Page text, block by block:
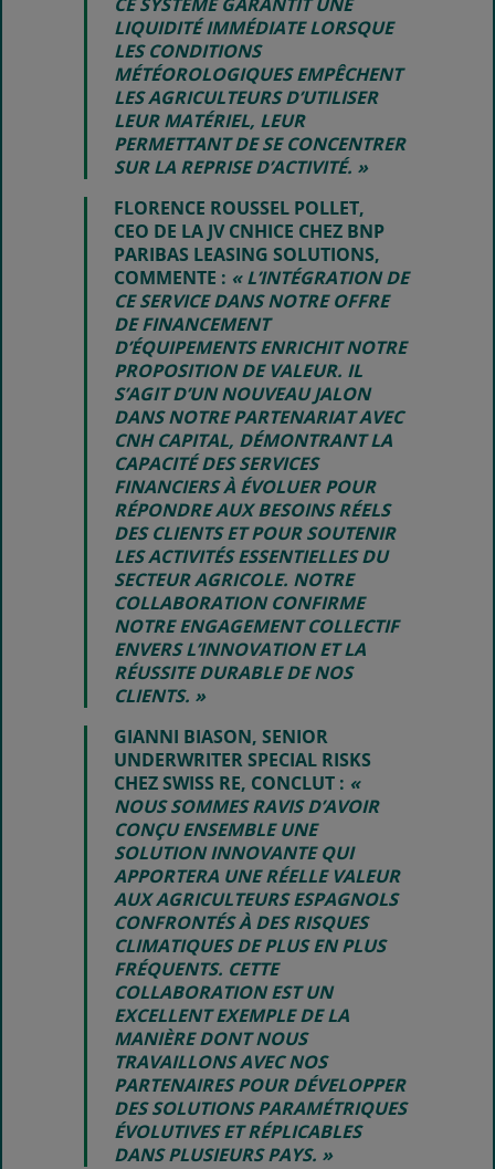
LIQUIDITÉ IMMÉDIATE LORSQUE
LES CONDITIONS
MÉTÉOROLOGIQUES EMPÊCHENT
LES AGRICULTEURS D’UTILISER
LEUR MATÉRIEL, LEUR
PERMETTANT DE SE CONCENTRER
SUR LA REPRISE D’ACTIVITÉ. »
FLORENCE ROUSSEL POLLET,
CEO DE LA JV CNHICE CHEZ BNP
PARIBAS LEASING SOLUTIONS,
COMMENTE : « L’INTÉGRATION DE
CE SERVICE DANS NOTRE OFFRE
DE FINANCEMENT
D’ÉQUIPEMENTS ENRICHIT NOTRE
PROPOSITION DE VALEUR. IL
S’AGIT D’UN NOUVEAU JALON
DANS NOTRE PARTENARIAT AVEC
CNH CAPITAL, DÉMONTRANT LA
CAPACITÉ DES SERVICES
FINANCIERS À ÉVOLUER POUR
RÉPONDRE AUX BESOINS RÉELS
DES CLIENTS ET POUR SOUTENIR
LES ACTIVITÉS ESSENTIELLES DU
SECTEUR AGRICOLE. NOTRE
COLLABORATION CONFIRME
NOTRE ENGAGEMENT COLLECTIF
ENVERS L’INNOVATION ET LA
RÉUSSITE DURABLE DE NOS
CLIENTS. »
GIANNI BIASON, SENIOR
UNDERWRITER SPECIAL RISKS
CHEZ SWISS RE, CONCLUT : «
NOUS SOMMES RAVIS D’AVOIR
CONÇU ENSEMBLE UNE
SOLUTION INNOVANTE QUI
APPORTERA UNE RÉELLE VALEUR
AUX AGRICULTEURS ESPAGNOLS
CONFRONTÉS À DES RISQUES
CLIMATIQUES DE PLUS EN PLUS
FRÉQUENTS. CETTE
COLLABORATION EST UN
EXCELLENT EXEMPLE DE LA
MANIÈRE DONT NOUS
TRAVAILLONS AVEC NOS
PARTENAIRES POUR DÉVELOPPER
DES SOLUTIONS PARAMÉTRIQUES
ÉVOLUTIVES ET RÉPLICABLES
DANS PLUSIEURS PAYS. »